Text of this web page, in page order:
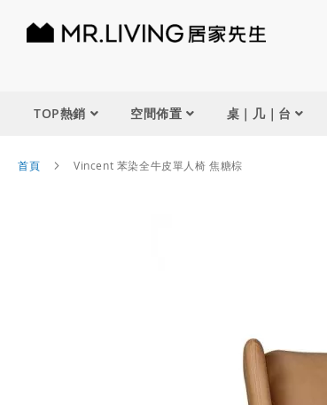
TOP熱銷 空間佈置 桌｜几｜台
首頁 Vincent 苯染全牛皮單人椅 焦糖棕